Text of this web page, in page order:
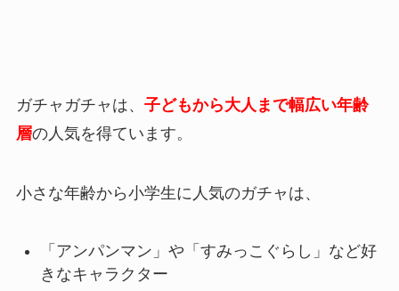
ガチャガチャは、 子どもから大人まで幅広い年齢
層の人気を得ています。
小さな年齢から小学生に人気のガチャは、
「アンパンマン」や「すみっこぐらし」など好
きなキャラクター